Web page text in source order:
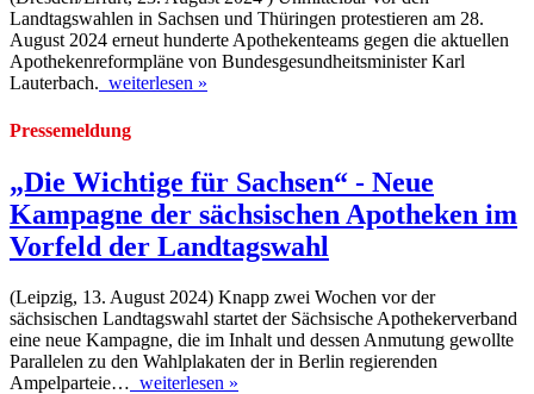
Landtagswahlen in Sachsen und Thüringen protestieren am 28.
August 2024 erneut hunderte Apothekenteams gegen die aktuellen
Apothekenreformpläne von Bundesgesundheitsminister Karl
Lauterbach. weiterlesen »
Pressemeldung
„Die Wichtige für Sachsen“ - Neue
Kampagne der sächsischen Apotheken im
Vorfeld der Landtagswahl
(Leipzig, 13. August 2024) Knapp zwei Wochen vor der
sächsischen Landtagswahl startet der Sächsische Apothekerverband
eine neue Kampagne, die im Inhalt und dessen Anmutung gewollte
Parallelen zu den Wahlplakaten der in Berlin regierenden
Ampelparteie… weiterlesen »